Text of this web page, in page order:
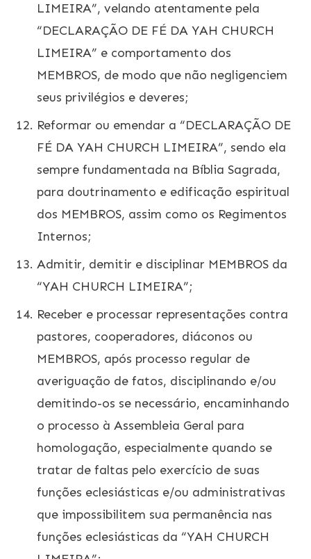
LIMEIRA”, velando atentamente pela
“DECLARAÇÃO DE FÉ DA YAH CHURCH
LIMEIRA” e comportamento dos
MEMBROS, de modo que não negligenciem
seus privilégios e deveres;
Reformar ou emendar a “DECLARAÇÃO DE
FÉ DA YAH CHURCH LIMEIRA”, sendo ela
sempre fundamentada na Bíblia Sagrada,
para doutrinamento e edificação espiritual
dos MEMBROS, assim como os Regimentos
Internos;
Admitir, demitir e disciplinar MEMBROS da
“YAH CHURCH LIMEIRA”;
Receber e processar representações contra
pastores, cooperadores, diáconos ou
MEMBROS, após processo regular de
averiguação de fatos, disciplinando e/ou
demitindo-os se necessário, encaminhando
o processo à Assembleia Geral para
homologação, especialmente quando se
tratar de faltas pelo exercício de suas
funções eclesiásticas e/ou administrativas
que impossibilitem sua permanência nas
funções eclesiásticas da “YAH CHURCH